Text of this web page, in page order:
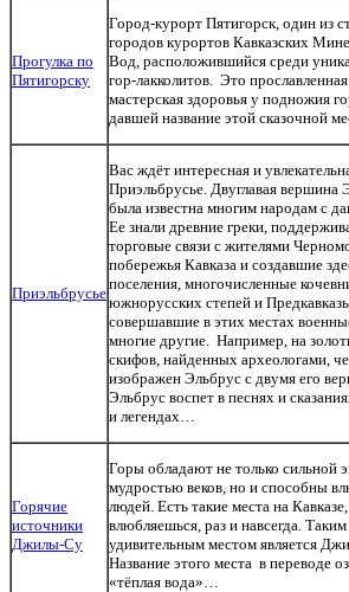
Прогулка по
Пятигорску
Город-курорт Пятигорск, один из
городов курортов Кавказских
Вод, расположившийся среди
гор-лакколитов. Это
мастерская здоровья у подножия
давшей название этой сказочной
Приэльбрусье
Вас ждёт интересная и
Приэльбрусье. Двуглавая вершина
была известна многим народам с
Ее знали древние греки,
торговые связи с жителями
побережья Кавказа и создавшие
поселения, многочисленные
южнорусских степей и
совершавшие в этих местах
многие другие. Например, на
скифов, найденных археологами,
изображен Эльбрус с двумя его
Эльбрус воспет в песнях и
и легендах…
Горячие
источники
Джилы-Су
Горы обладают не только сильной
мудростью веков, но и способны
людей. Есть такие места на
влюбляешься, раз и навсегда. Таким
удивительным местом является
Название этого места в переводе
«тёплая вода»…